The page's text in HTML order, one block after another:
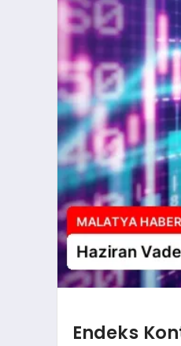
Endeks